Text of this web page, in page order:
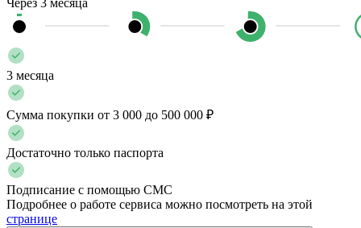
3 месяца
Сумма покупки от 3 000 до 500 000 ₽
Достаточно только паспорта
Подписание с помощью СМС
Подробнее о работе сервиса можно посмотреть на этой
странице